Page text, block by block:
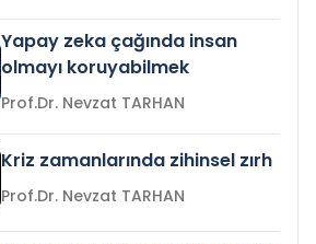
Yapay zeka çağında insan
olmayı koruyabilmek
Prof.Dr. Nevzat TARHAN
Kriz zamanlarında zihinsel zırh
Prof.Dr. Nevzat TARHAN